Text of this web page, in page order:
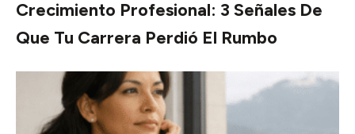
Crecimiento Profesional: 3 Señales De
Que Tu Carrera Perdió El Rumbo